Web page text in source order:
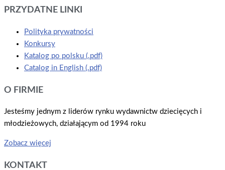
PRZYDATNE LINKI
Polityka prywatności
Konkursy
Katalog po polsku (.pdf)
Catalog in English (.pdf)
O FIRMIE
Jesteśmy jednym z liderów rynku wydawnictw dziecięcych i
młodzieżowych, działającym od 1994 roku
Zobacz więcej
KONTAKT